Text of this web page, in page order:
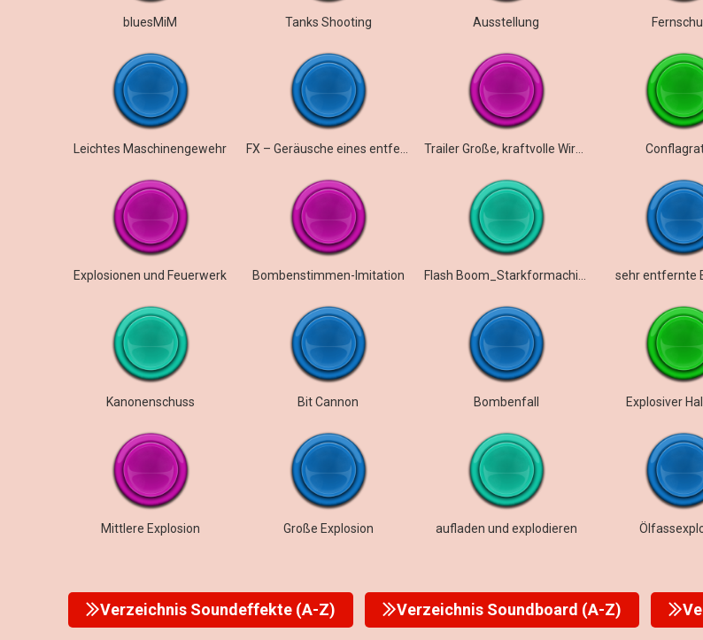
bluesMiM Tanks Shooting Ausstellung
Leichtes Maschinengewehr Trailer Große, kraftvolle Wirkung
Explosionen und Feuerwerk Bombenstimmen-Imitation sehr entfernte
Kanonenschuss Bit Cannon Bombenfall Explosiver
Mittlere Explosion Große Explosion aufladen und explodieren
Verzeichnis Soundeffekte (A-Z) Verzeichnis Soundboard (A-Z)